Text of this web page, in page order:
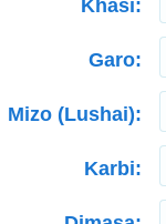
Khasi:
Garo:
Mizo (Lushai):
Karbi: